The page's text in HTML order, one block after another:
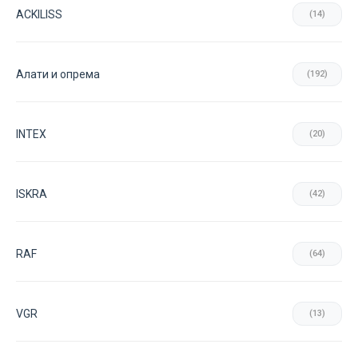
ACKILISS (14)
Aлати и опрема (192)
INTEX (20)
ISKRA (42)
RAF (64)
VGR (13)